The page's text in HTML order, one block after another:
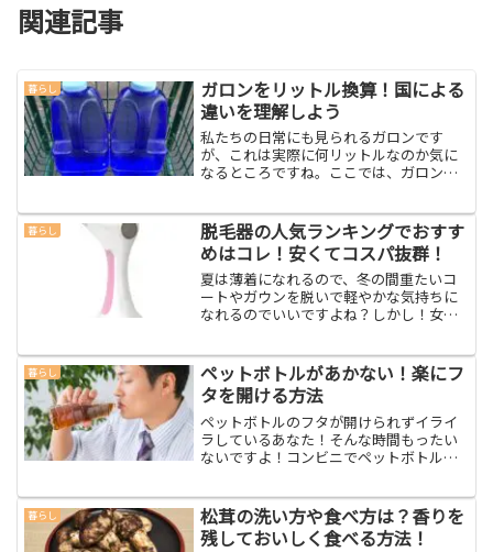
関連記事
暮らし
ガロンをリットル換算！国による
違いを理解しよう
私たちの日常にも見られるガロンです
が、これは実際に何リットルなのか気に
なるところですね。ここでは、ガロンの
語で容器を意味する「gallēta」が語源の
計量単位で、特にイ...
暮らし
脱毛器の人気ランキングでおすす
めはコレ！安くてコスパ抜群！
夏は薄着になれるので、冬の間重たいコ
ートやガウンを脱いで軽やかな気持ちに
なれるのでいいですよね？しかし！女性
毛処理すっかりサボっていませんでした
か？慌てて脱毛サロンとか...
暮らし
ペットボトルがあかない！楽にフ
タを開ける方法
ペットボトルのフタが開けられずイライ
ラしているあなた！そんな時間もったい
ないですよ！コンビニでペットボトルの
い！少しの力でサッと開けられるペット
ボトルではあるけれど、の...
暮らし
松茸の洗い方や食べ方は？香りを
残しておいしく食べる方法！